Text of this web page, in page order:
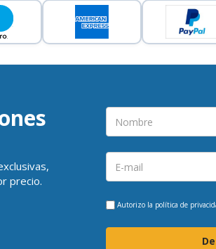
precio.
Autorizo la política de